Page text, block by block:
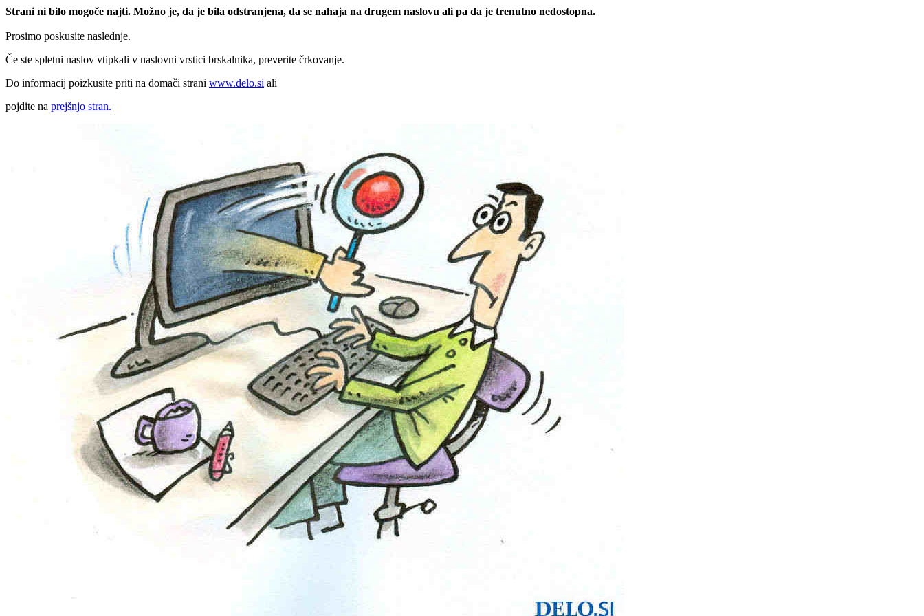
Strani ni bilo mogoče najti. Možno je, da je bila odstranjena, da se nahaja na drugem naslovu ali pa da je trenutno nedostopna.
Prosimo poskusite naslednje.
Če ste spletni naslov vtipkali v naslovni vrstici brskalnika, preverite črkovanje.
Do informacij poizkusite priti na domači strani www.delo.si ali
pojdite na prejšnjo stran.